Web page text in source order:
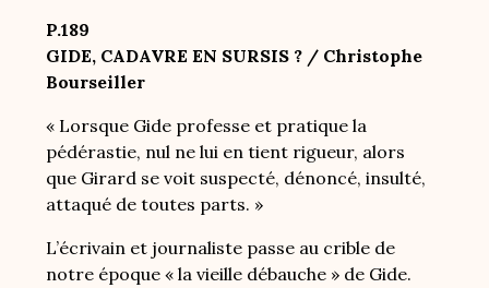
P.189
GIDE, CADAVRE EN SURSIS ? / Christophe
Bourseiller
« Lorsque Gide professe et pratique la
pédérastie, nul ne lui en tient rigueur, alors
que Girard se voit suspecté, dénoncé, insulté,
attaqué de toutes parts. »
L’écrivain et journaliste passe au crible de
notre époque « la vieille débauche » de Gide.